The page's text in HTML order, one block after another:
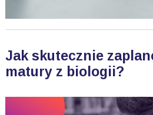
Jak skutecznie
matury z biologii?